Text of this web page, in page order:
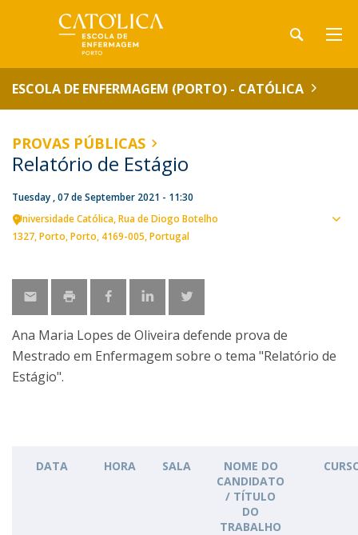
ESCOLA DE ENFERMAGEM (PORTO) - CATÓLICA
PROVAS PÚBLICAS
Relatório de Estágio
Tuesday , 07 de September 2021 - 11:30
Universidade Católica Rua de Diogo Botelho
1327 Porto Porto 4169-005 Portugal
Ana Maria Lopes de Oliveira defende prova de
Mestrado em Enfermagem sobre o tema "Relatório de
Estágio".
DATA HORA SALA
NOME DO
CANDIDATO
/ TÍTULO
DO
TRABALHO